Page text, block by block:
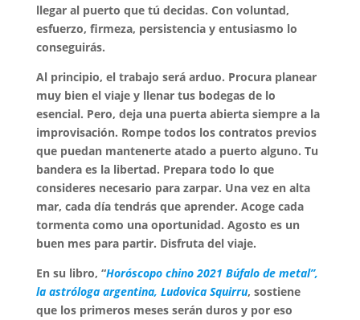
llegar al puerto que tú decidas. Con voluntad,
esfuerzo, firmeza, persistencia y entusiasmo lo
conseguirás.
Al principio, el trabajo será arduo. Procura planear
muy bien el viaje y llenar tus bodegas de lo
esencial. Pero, deja una puerta abierta siempre a la
improvisación. Rompe todos los contratos previos
que puedan mantenerte atado a puerto alguno. Tu
bandera es la libertad. Prepara todo lo que
consideres necesario para zarpar. Una vez en alta
mar, cada día tendrás que aprender. Acoge cada
tormenta como una oportunidad. Agosto es un
buen mes para partir. Disfruta del viaje.
En su libro, “Horóscopo chino 2021 Búfalo de metal”,
la astróloga argentina, Ludovica Squirru, sostiene
que los primeros meses serán duros y por eso